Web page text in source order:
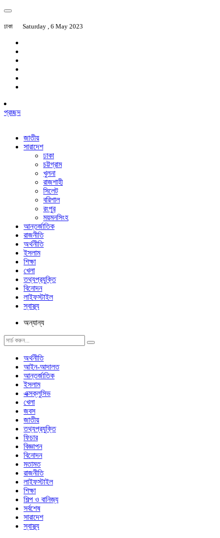
ঢাকা Saturday , 6 May 2023
প্রচ্ছদ
জাতীয়
সারাদেশ
ঢাকা
চট্টগ্রাম
খুলনা
রাজশাহী
সিলেট
বরিশাল
রংপুর
ময়মনসিংহ
আন্তর্জাতিক
রাজনীতি
অর্থনীতি
ইসলাম
শিক্ষা
খেলা
তথ্যপ্রযুক্তি
বিনোদন
লাইফস্টাইল
স্বাস্থ্য
অন্যান্য
অর্থনীতি
আইন-আদালত
আন্তর্জাতিক
ইসলাম
এক্সক্লুসিভ
খেলা
জবস
জাতীয়
তথ্যপ্রযুক্তি
ফিচার
বিজ্ঞাপন
বিনোদন
মতামত
রাজনীতি
লাইফস্টাইল
শিক্ষা
শিল্প ও বানিজ্য
সর্বশেষ
সারাদেশ
স্বাস্থ্য